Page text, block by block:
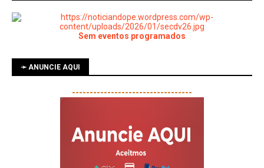
Sem eventos programados
➛ ANUNCIE AQUI
----------------------------------